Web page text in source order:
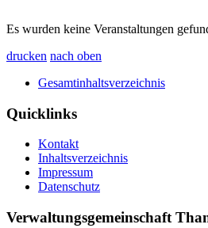
Es wurden keine Veranstaltungen
drucken nach oben
Gesamtinhaltsverzeichnis
Quicklinks
Kontakt
Inhaltsverzeichnis
Impressum
Datenschutz
Verwaltungsgemeinschaft